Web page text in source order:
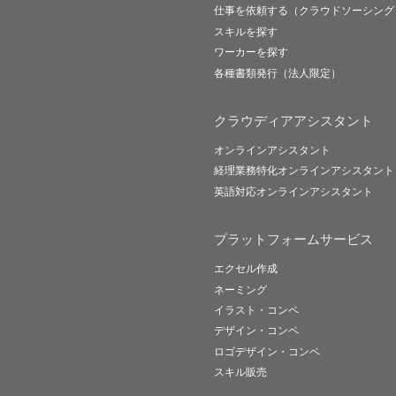
仕事を依頼する（クラウドソーシン
スキルを探す
ワーカーを探す
各種書類発行（法人限定）
クラウディアアシスタント
オンラインアシスタント
経理業務特化オンラインアシスタント
英語対応オンラインアシスタント
プラットフォームサービス
エクセル作成
ネーミング
イラスト・コンペ
デザイン・コンペ
ロゴデザイン・コンペ
スキル販売